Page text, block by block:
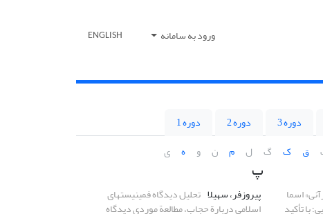
ورود به سامانه ENGLISH
دوره 3 دوره 2
دوره 1
ق ک گ ل م ن و ه ی
اسما
با تأکید
پ
پیروزفر، سهیلا تحلیل دیدگاه فمینیستهای
اسلامی دربارة حجاب، مطالعة موردی دیدگاه